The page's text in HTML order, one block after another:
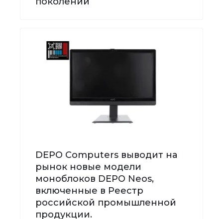
DEPO Computers выводит на
рынок новые модели
моноблоков DEPO Neos,
включенные в Реестр
российской промышленной
продукции.